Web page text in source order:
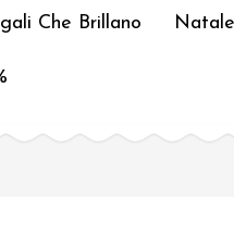
Che Brillano Natale